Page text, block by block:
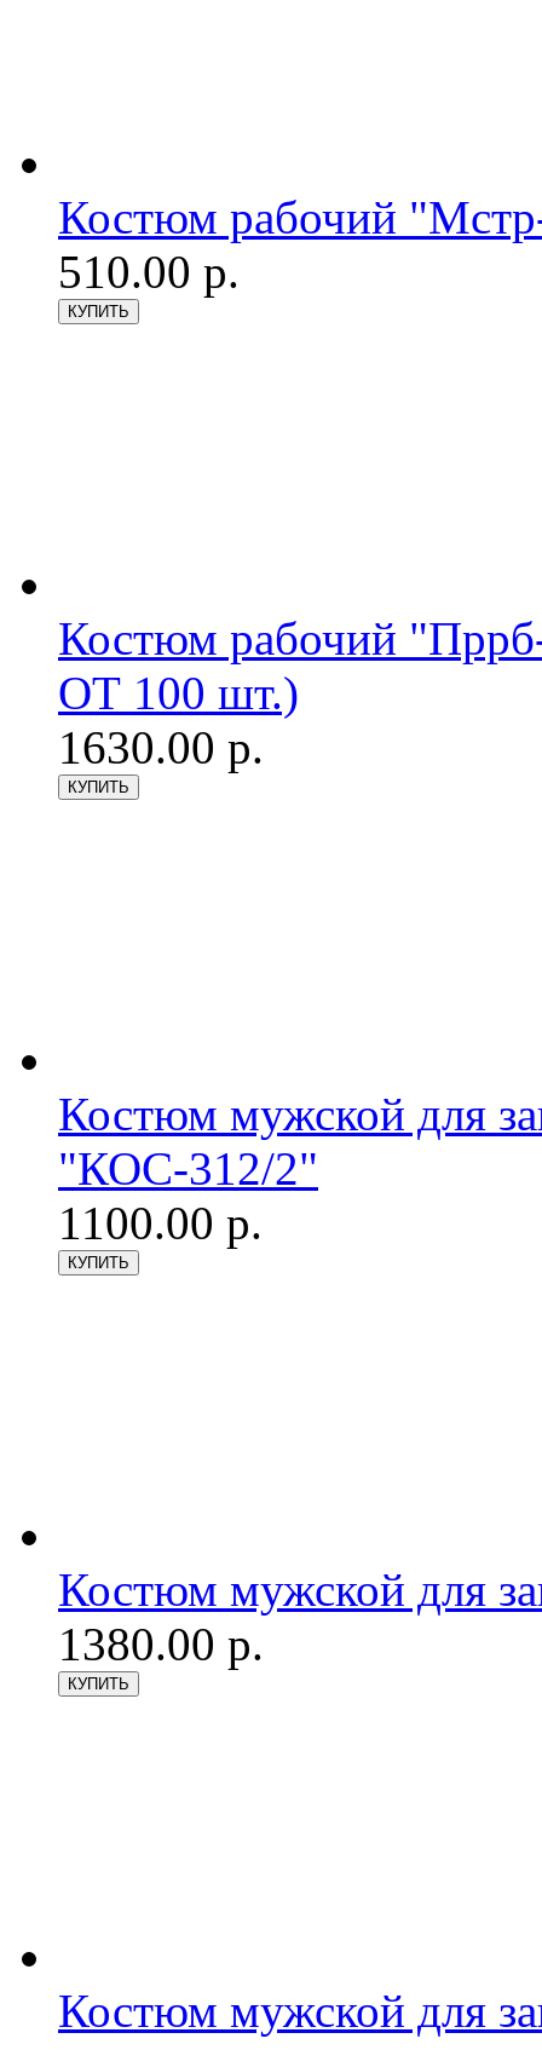
Костюм рабочий
510.00 р.
Костюм рабочий
ОТ 100 шт.)
1630.00 р.
Костюм мужской для
"КОС-312/2"
1100.00 р.
Костюм мужской для
1380.00 р.
Костюм мужской для